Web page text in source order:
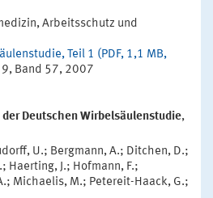
Arbeitsschutz und
Teil 1 (PDF, 1,1 MB,
9, Band 57, 2007
Deutschen Wirbelsäulenstudie,
U.; Bergmann, A.; Ditchen, D.;
Haerting, J.; Hofmann, F.;
Michaelis, M.; Petereit-Haack, G.;